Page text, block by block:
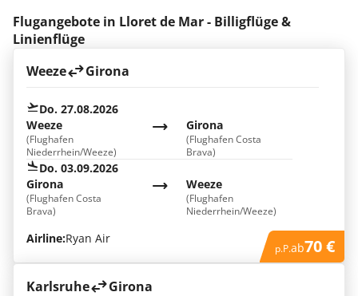
Flugangebote in Lloret de Mar - Billigflüge &
Linienflüge
Weeze
Girona
Do. 27.08.2026
Weeze
(Flughafen
Niederrhein/Weeze)
Girona
(Flughafen Costa
Brava)
Do. 03.09.2026
Weeze
(Flughafen
Niederrhein/Weeze)
Girona
(Flughafen Costa
Brava)
Airline:Ryan Air
p.P.ab70 €
Karlsruhe Girona